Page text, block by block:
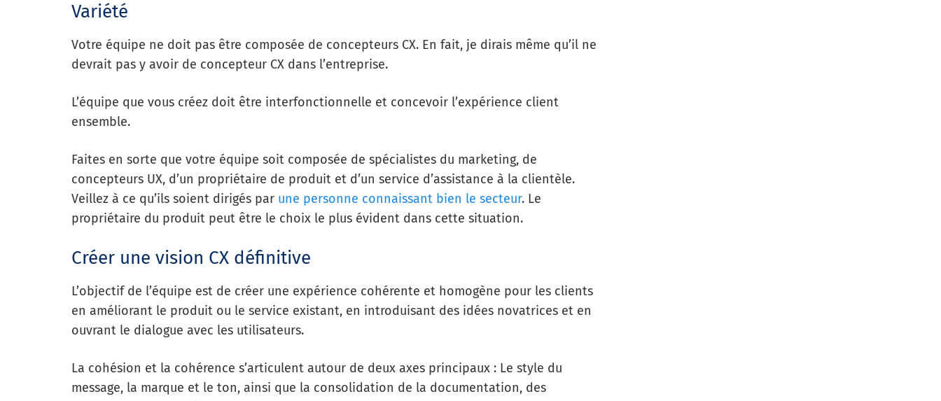
Variété
Votre équipe ne doit pas être composée de concepteurs CX. En fait, je dirais même qu’il ne
devrait pas y avoir de concepteur CX dans l’entreprise.
L’équipe que vous créez doit être interfonctionnelle et concevoir l’expérience client
ensemble.
Faites en sorte que votre équipe soit composée de spécialistes du marketing, de
concepteurs UX, d’un propriétaire de produit et d’un service d’assistance à la clientèle.
Veillez à ce qu’ils soient dirigés par une personne connaissant bien le secteur. Le
propriétaire du produit peut être le choix le plus évident dans cette situation.
Créer une vision CX définitive
L’objectif de l’équipe est de créer une expérience cohérente et homogène pour les clients
en améliorant le produit ou le service existant, en introduisant des idées novatrices et en
ouvrant le dialogue avec les utilisateurs.
La cohésion et la cohérence s’articulent autour de deux axes principaux : Le style du
message, la marque et le ton, ainsi que la consolidation de la documentation, des